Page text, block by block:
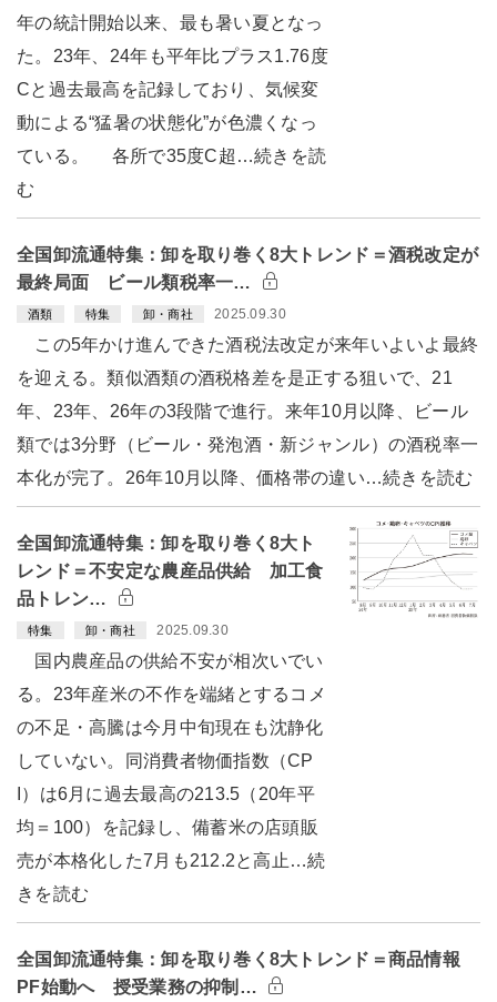
年の統計開始以来、最も暑い夏となっ
た。23年、24年も平年比プラス1.76度
Cと過去最高を記録しており、気候変
動による“猛暑の状態化”が色濃くなっ
ている。 各所で35度C超…続きを読
む
全国卸流通特集：卸を取り巻く8大トレンド＝酒税改定が
最終局面 ビール類税率一…
酒類 特集 卸・商社 2025.09.30
この5年かけ進んできた酒税法改定が来年いよいよ最終
を迎える。類似酒類の酒税格差を是正する狙いで、21
年、23年、26年の3段階で進行。来年10月以降、ビール
類では3分野（ビール・発泡酒・新ジャンル）の酒税率一
本化が完了。26年10月以降、価格帯の違い…続きを読む
全国卸流通特集：卸を取り巻く8大ト
レンド＝不安定な農産品供給 加工食
品トレン…
特集 卸・商社 2025.09.30
国内農産品の供給不安が相次いでい
る。23年産米の不作を端緒とするコメ
の不足・高騰は今月中旬現在も沈静化
していない。同消費者物価指数（CP
I）は6月に過去最高の213.5（20年平
均＝100）を記録し、備蓄米の店頭販
売が本格化した7月も212.2と高止…続
きを読む
全国卸流通特集：卸を取り巻く8大トレンド＝商品情報
PF始動へ 授受業務の抑制…